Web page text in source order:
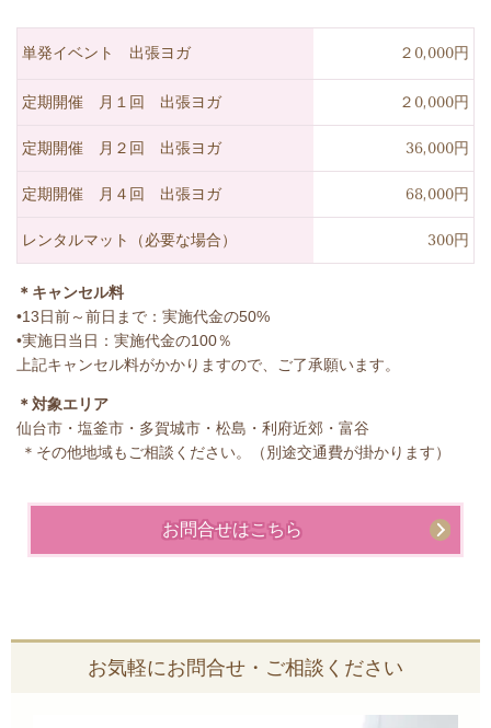
単発イベント 出張ヨガ ２0,000円
定期開催 月１回 出張ヨガ ２0,000円
定期開催 月２回 出張ヨガ 36,000円
定期開催 月４回 出張ヨガ 68,000円
レンタルマット（必要な場合） 300円
＊キャンセル料
•13日前～前日まで：実施代金の50%
•実施日当日：実施代金の100％
上記キャンセル料がかかりますので、ご了承願います。
＊対象エリア
仙台市・塩釜市・多賀城市・松島・利府近郊・富谷
＊その他地域もご相談ください。（別途交通費が掛かります）
お問合せはこちら
お気軽にお問合せ・ご相談ください